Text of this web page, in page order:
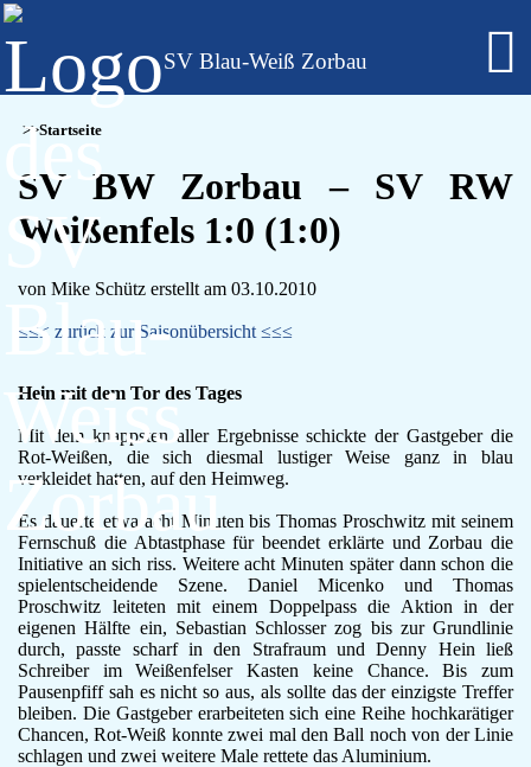
Alte Herren
Regionalklasse 4 - Sachsen-Anhalt
A-Jugend
E-Jugend
F-Jugend
Leichtathletik
Gymnastikgruppe
Läufergruppe
Verein
Aktuelles
Spielstätte
Stadionordnung
SV Blau-Weiß Zorbau
Startseite
SV BW Zorbau – SV RW
Weißenfels 1:0 (1:0)
von Mike Schütz erstellt am 03.10.2010
≤≤≤ zurück zur Saisonübersicht ≤≤≤
Hein mit dem Tor des Tages
Mit dem knappsten aller Ergebnisse schickte der Gastgeber die
Rot-Weißen, die sich diesmal lustiger Weise ganz in blau
verkleidet hatten, auf den Heimweg.
Es dauerte etwa acht Minuten bis Thomas Proschwitz mit seinem
Fernschuß die Abtastphase für beendet erklärte und Zorbau die
Initiative an sich riss. Weitere acht Minuten später dann schon die
spielentscheidende Szene. Daniel Micenko und Thomas
Proschwitz leiteten mit einem Doppelpass die Aktion in der
eigenen Hälfte ein, Sebastian Schlosser zog bis zur Grundlinie
durch, passte scharf in den Strafraum und Denny Hein ließ
Schreiber im Weißenfelser Kasten keine Chance. Bis zum
Pausenpfiff sah es nicht so aus, als sollte das der einzigste Treffer
bleiben. Die Gastgeber erarbeiteten sich eine Reihe hochkarätiger
Chancen, Rot-Weiß konnte zwei mal den Ball noch von der Linie
schlagen und zwei weitere Male rettete das Aluminium.